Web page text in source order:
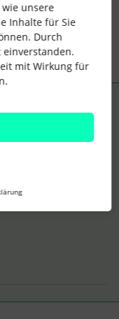
bist von
könnte hilfreich
unsere
Inhalte für Sie
Durch
einverstanden.
mit Wirkung für